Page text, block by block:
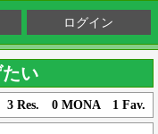
ログイン
い
3 Res. 0 MONA 1 Fav.